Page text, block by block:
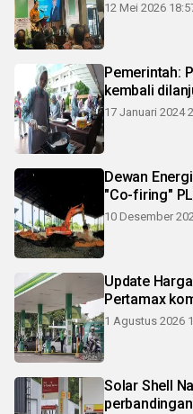
12 Mei 2026
Pemerintah:
kembali
17 Januari 2024
Dewan
"Co-firing"
10 Desember
Update
Pertamax
1 Agustus 2026
Solar Shell